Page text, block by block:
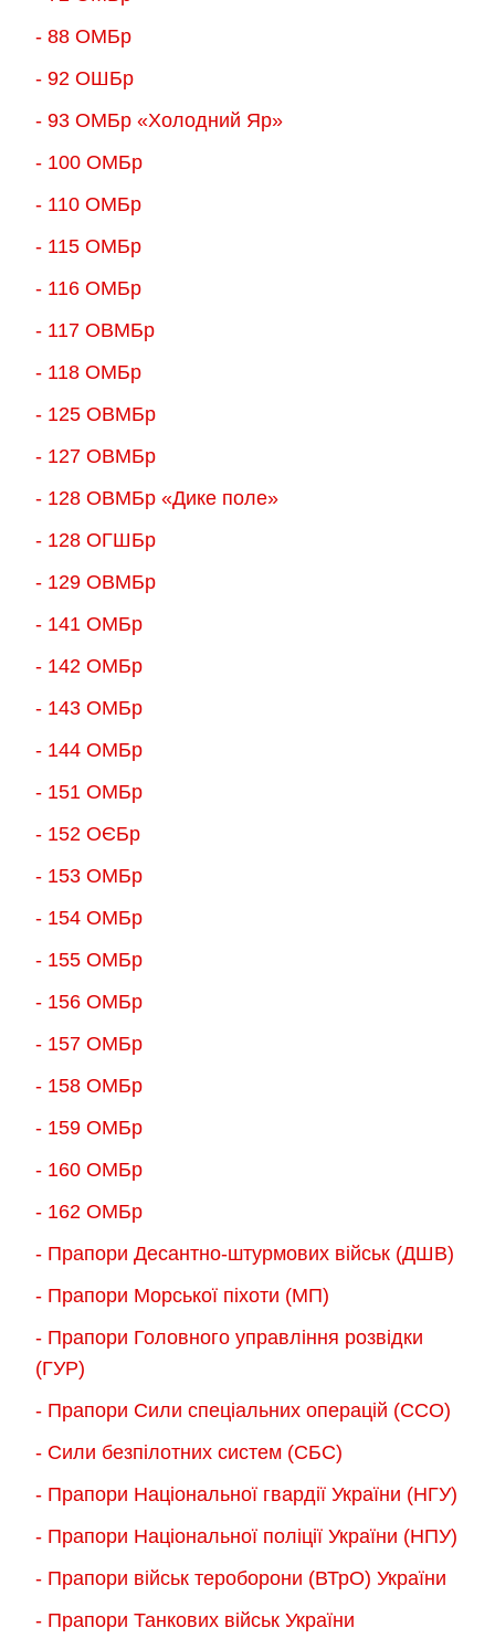
- 88 ОМБр
- 92 ОШБр
- 93 ОМБр «Холодний Яр»
- 100 ОМБр
- 110 ОМБр
- 115 ОМБр
- 116 ОМБр
- 117 ОВМБр
- 118 ОМБр
- 125 ОВМБр
- 127 ОВМБр
- 128 ОВМБр «Дике поле»
- 128 ОГШБр
- 129 ОВМБр
- 141 ОМБр
- 142 ОМБр
- 143 ОМБр
- 144 ОМБр
- 151 ОМБр
- 152 ОЄБр
- 153 ОМБр
- 154 ОМБр
- 155 ОMБр
- 156 ОMБр
- 157 ОМБр
- 158 ОМБр
- 159 ОМБр
- 160 ОМБр
- 162 ОМБр
- Прапори Десантно-штурмових військ (ДШВ)
- Прапори Морської піхоти (МП)
- Прапори Головного управління розвідки
(ГУР)
- Прапори Сили спеціальних операцій (ССО)
- Сили безпілотних систем (СБС)
- Прапори Національної гвардії України (НГУ)
- Прапори Національної поліції України (НПУ)
- Прапори військ тероборони (ВТрО) України
- Прапори Танкових військ України